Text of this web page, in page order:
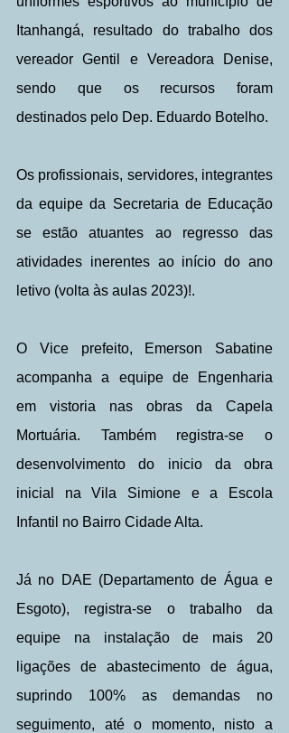
Itanhangá, resultado do trabalho dos
vereador Gentil e Vereadora Denise,
sendo que os recursos foram
destinados pelo Dep. Eduardo Botelho.
Os profissionais, servidores, integrantes
da equipe da Secretaria de Educação
se estão atuantes ao regresso das
atividades inerentes ao início do ano
letivo (volta às aulas 2023)!.
O Vice prefeito, Emerson Sabatine
acompanha a equipe de Engenharia
em vistoria nas obras da Capela
Mortuária. Também registra-se o
desenvolvimento do inicio da obra
inicial na Vila Simione e a Escola
Infantil no Bairro Cidade Alta.
Já no DAE (Departamento de Água e
Esgoto), registra-se o trabalho da
equipe na instalação de mais 20
ligações de abastecimento de água,
suprindo 100% as demandas no
seguimento, até o momento, nisto a